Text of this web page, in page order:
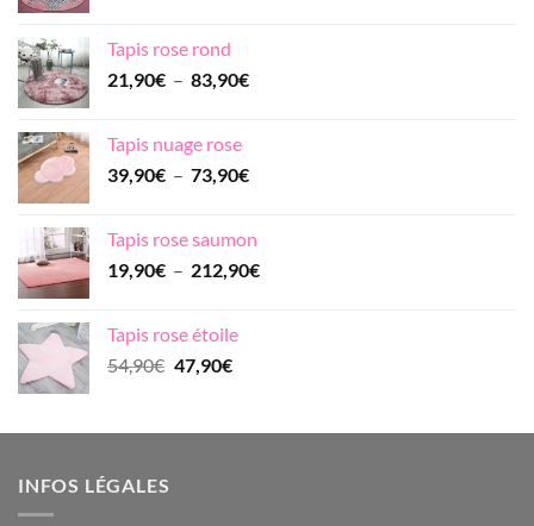
Tapis rose rond
21,90€ – 83,90€Plage
à
Tapis nuage rose
39,90€ – 73,90€Plage
39,90€
à
Tapis rose saumon
19,90€ – 212,90€Plage
Tapis rose étoile
54,90€ Le
était :
47,90€Le
est :
INFOS LÉGALES